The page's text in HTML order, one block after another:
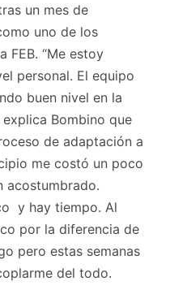
un mes de
uno de los
FEB. “Me estoy
personal. El equipo
buen nivel en la
Bombino que
de adaptación a
me costó un poco
acostumbrado.
y hay tiempo. Al
por la diferencia de
pero estas semanas
del todo.